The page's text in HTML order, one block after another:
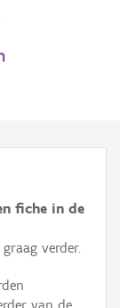
fiche in de
verder.